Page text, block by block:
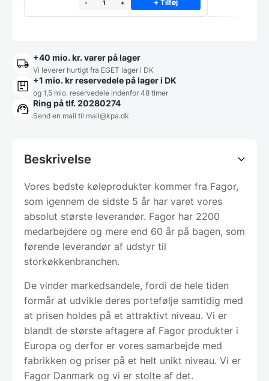
- + + Tilføj
+40 mio. kr. varer på lager
Vi leverer hurtigt fra EGET lager i DK
+1 mio. kr reservedele på lager i DK
og 1,5 mio. reservedele indenfor 48 timer
Ring på tlf. 20280274
Send en mail til mail@kpa.dk
Beskrivelse
Vores bedste køleprodukter kommer fra Fagor,
som igennem de sidste 5 år har varet vores
absolut største leverandør. Fagor har 2200
medarbejdere og mere end 60 år på bagen, som
førende leverandør af udstyr til
storkøkkenbranchen.
De vinder markedsandele, fordi de hele tiden
formår at udvikle deres portefølje samtidig med
at prisen holdes på et attraktivt niveau. Vi er
blandt de største aftagere af Fagor produkter i
Europa og derfor er vores samarbejde med
fabrikken og priser på et helt unikt niveau. Vi er
Fagor Danmark og vi er stolte af det.